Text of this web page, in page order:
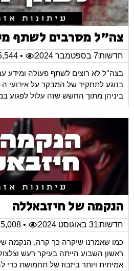
צה"ל מסרבים לשתף
חדשות7 בספטמבר 2024
• 5,544
בצה''ל לא רוצים לשתף פעולה ומידע
ביניהן מתוך החשש שזה עלול לפגוע
הנקמה של חיזבאללה
חדשות31 באוגוסט 2024
• 5,008
כמו שאמרנו שיקרה כך קרה, הנקמה
ראשון השבוע הייתה בעיקר רעש
אמיתית ויותר ביזבוז של תחמושת כדי